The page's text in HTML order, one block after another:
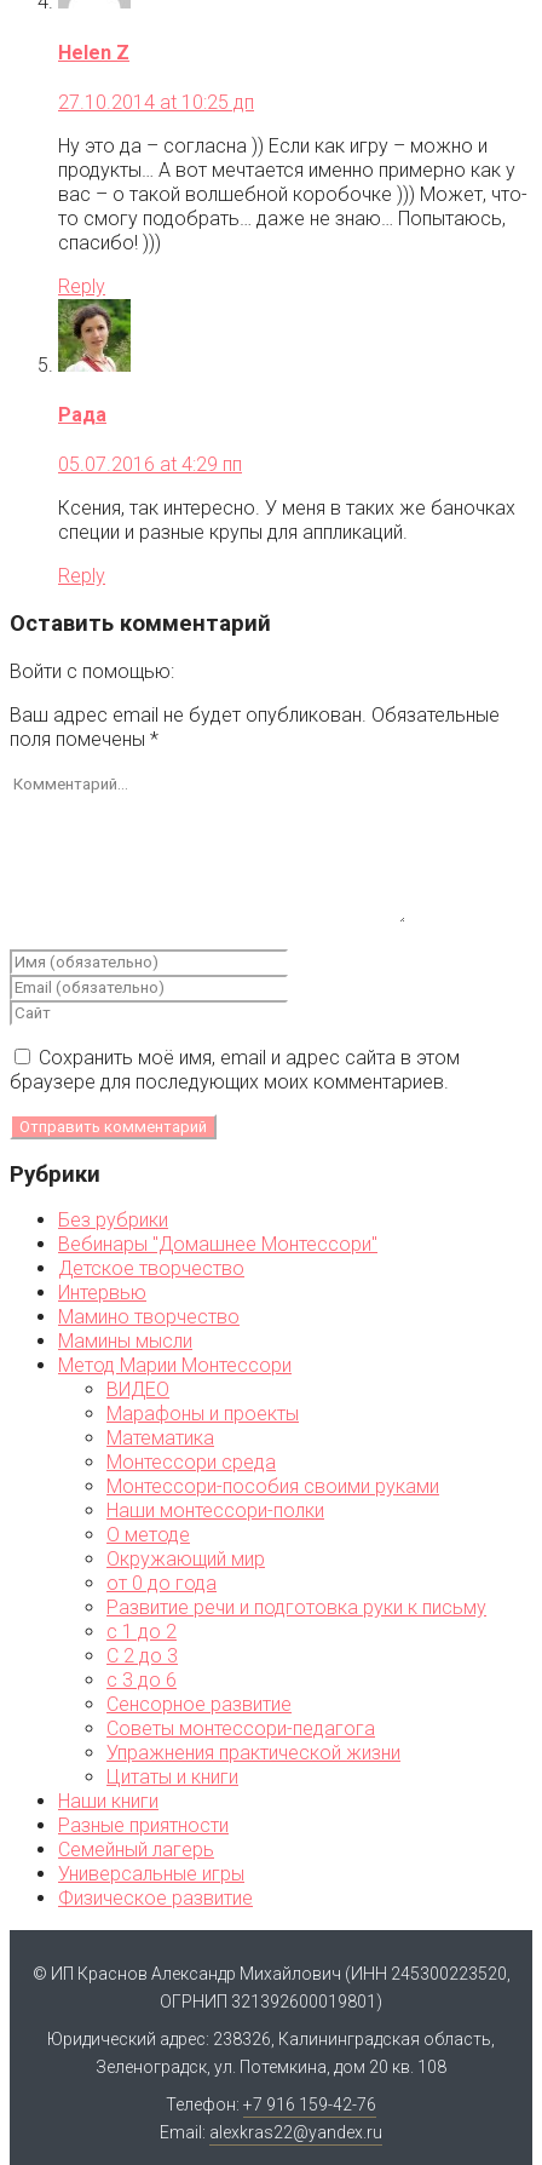
Helen Z
27.10.2014 at 10:25 дп
Ну это да – согласна )) Если как игру – можно и
продукты… А вот мечтается именно примерно как у
вас – о такой волшебной коробочке ))) Может, что-
то смогу подобрать… даже не знаю… Попытаюсь,
спасибо! )))
Reply
Рада
05.07.2016 at 4:29 пп
Ксения, так интересно. У меня в таких же баночках
специи и разные крупы для аппликаций.
Reply
Оставить комментарий
Войти с помощью:
Ваш адрес email не будет опубликован. Обязательные
поля помечены *
Сохранить моё имя, email и адрес сайта в этом
браузере для последующих моих комментариев.
Рубрики
Без рубрики
Вебинары "Домашнее Монтессори"
Детское творчество
Интервью
Мамино творчество
Мамины мысли
Метод Марии Монтессори
ВИДЕО
Марафоны и проекты
Математика
Монтессори среда
Монтессори-пособия своими руками
Наши монтессори-полки
О методе
Окружающий мир
от 0 до года
Развитие речи и подготовка руки к письму
с 1 до 2
С 2 до 3
с 3 до 6
Сенсорное развитие
Советы монтессори-педагога
Упражнения практической жизни
Цитаты и книги
Наши книги
Разные приятности
Семейный лагерь
Универсальные игры
Физическое развитие
© ИП Краснов Александр Михайлович (ИНН 245300223520,
ОГРНИП 321392600019801)
Юридический адрес: 238326, Калининградская область,
Зеленоградск, ул. Потемкина, дом 20 кв. 108
Телефон: +7 916 159-42-76
Email: alexkras22@yandex.ru